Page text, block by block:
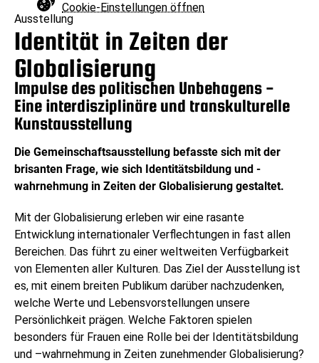
Cookie-Einstellungen öffnen
Ausstellung
Identität in Zeiten der
Globalisierung
Impulse des politischen Unbehagens -
Eine interdisziplinäre und transkulturelle
Kunstausstellung
Die Gemeinschaftsausstellung befasste sich mit der
brisanten Frage, wie sich Identitätsbildung und -
wahrnehmung in Zeiten der Globalisierung gestaltet.
Mit der Globalisierung erleben wir eine rasante
Entwicklung internationaler Verflechtungen in fast allen
Bereichen. Das führt zu einer weltweiten Verfügbarkeit
von Elementen aller Kulturen. Das Ziel der Ausstellung ist
es, mit einem breiten Publikum darüber nachzudenken,
welche Werte und Lebensvorstellungen unsere
Persönlichkeit prägen. Welche Faktoren spielen
besonders für Frauen eine Rolle bei der Identitätsbildung
und –wahrnehmung in Zeiten zunehmender Globalisierung?